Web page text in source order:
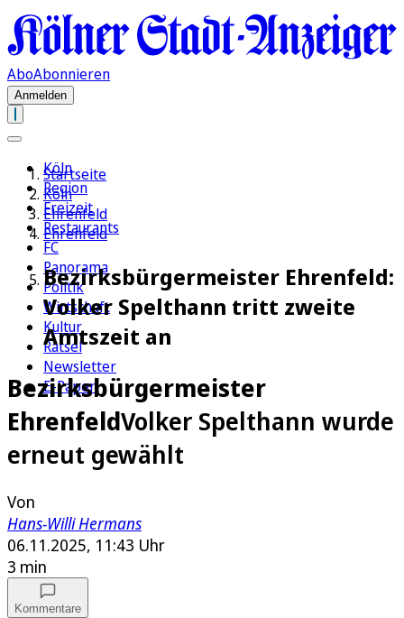
AboAbonnieren
Anmelden
Köln
Region
Freizeit
Restaurants
FC
Panorama
Politik
Wirtschaft
Kultur
Rätsel
Newsletter
E-Paper
Startseite
Köln
Ehrenfeld
Ehrenfeld
Bezirksbürgermeister Ehrenfeld:
Volker Spelthann tritt zweite
Amtszeit an
Bezirksbürgermeister
EhrenfeldVolker Spelthann wurde
erneut gewählt
Von
Hans-Willi Hermans
06.11.2025, 11:43 Uhr
3 min
Kommentare